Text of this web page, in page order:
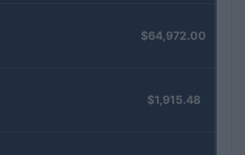
$64,972.00
$1,915.48